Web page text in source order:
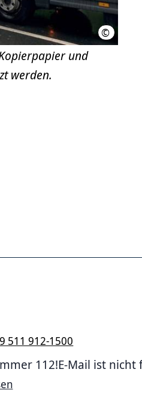
©
und
werden.
511 912-1500
112!E-Mail ist nicht